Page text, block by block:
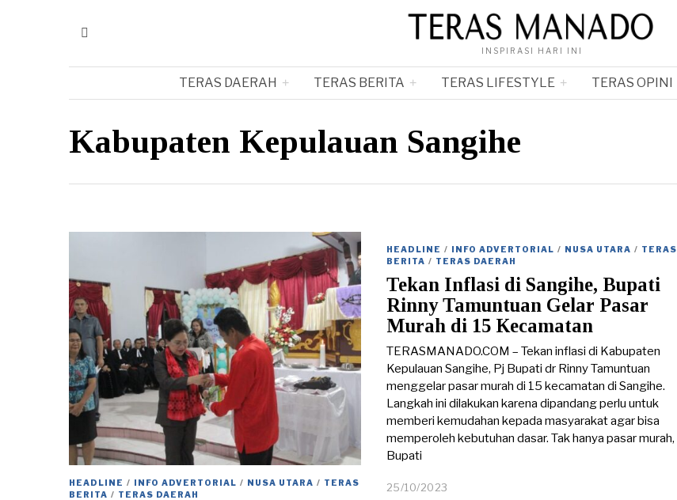
INSPIRASI HARI INI
TERAS DAERAH TERAS BERITA TERAS LIFESTYLE TERAS OPINI
Kabupaten Kepulauan Sangihe
HEADLINE / INFO ADVERTORIAL / NUSA UTARA / TERAS
BERITA / TERAS DAERAH
HEADLINE / INFO ADVERTORIAL / NUSA UTARA / TERAS
BERITA / TERAS DAERAH
Tekan Inflasi di Sangihe, Bupati
Rinny Tamuntuan Gelar Pasar
Murah di 15 Kecamatan
TERASMANADO.COM – Tekan inflasi di Kabupaten
Kepulauan Sangihe, Pj Bupati dr Rinny Tamuntuan
menggelar pasar murah di 15 kecamatan di Sangihe.
Langkah ini dilakukan karena dipandang perlu untuk
memberi kemudahan kepada masyarakat agar bisa
memperoleh kebutuhan dasar. Tak hanya pasar murah,
Bupati
25/10/2023